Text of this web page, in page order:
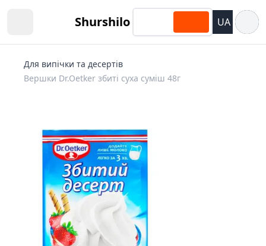
Shurshilo UA
Для випічки та десертів
Вершки Dr.Oetker збиті суха суміш 48г